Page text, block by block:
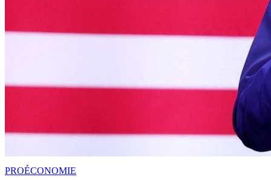
PROÉCONOMIE